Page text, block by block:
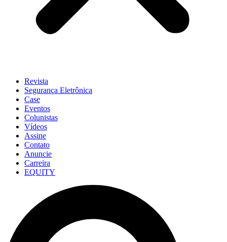
Revista
Segurança Eletrônica
Case
Eventos
Colunistas
Vídeos
Assine
Contato
Anuncie
Carreira
EQUITY